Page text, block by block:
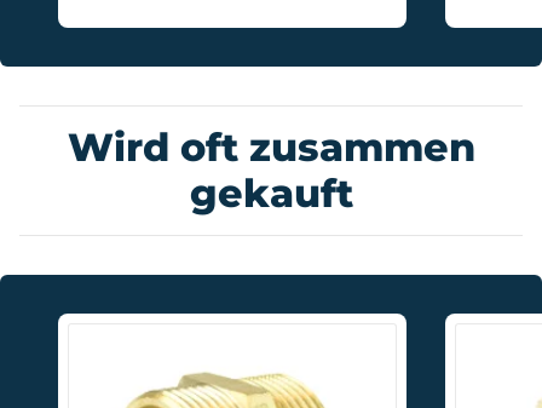
Wird oft zusammen
gekauft